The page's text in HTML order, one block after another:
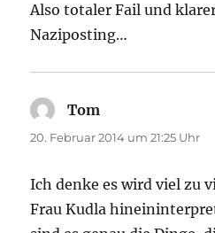
Also totaler Fail und
Naziposting…
Tom
20. Februar 2014 um 21:25 Uhr
Ich denke es wird viel zu
Frau Kudla